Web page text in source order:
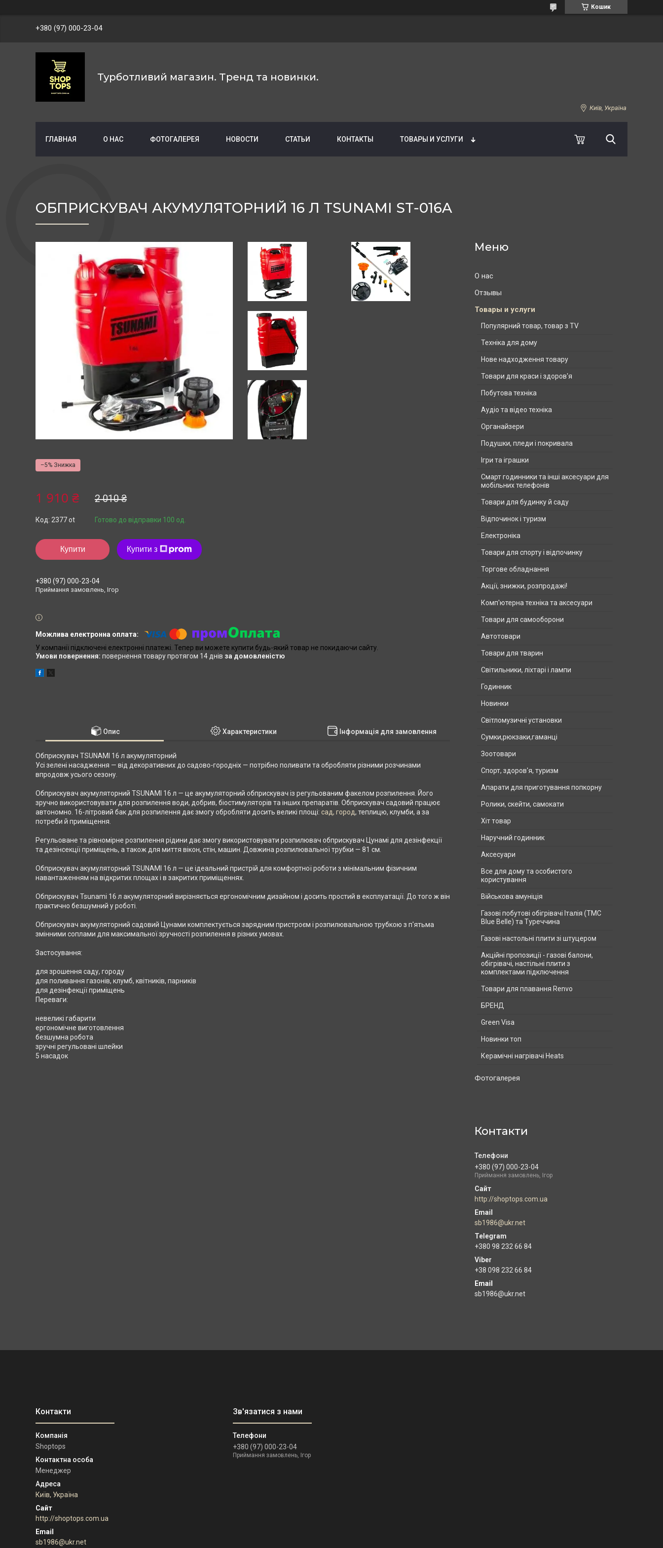
Кошик
+380 (97) 000-23-04
Турботливий магазин. Тренд та новинки.
Київ, Україна
ГЛАВНАЯ О НАС ФОТОГАЛЕРЕЯ НОВОСТИ СТАТЬИ КОНТАКТЫ ТОВАРЫ И УСЛУГИ
ОБПРИСКУВАЧ АКУМУЛЯТОРНИЙ 16 Л TSUNAMI ST-016A
О нас
Отзывы
Товары и услуги
Популярний товар, товар з TV
Техніка для дому
Нове надходження товару
Товари для краси і здоров'я
Побутова техніка
Аудіо та відео техніка
Органайзери
Подушки, пледи і покривала
Ігри та іграшки
Смарт годинники та інші аксесуари для
мобільних телефонів
Товари для будинку й саду
Відпочинок і туризм
Електроніка
Товари для спорту і відпочинку
Торгове обладнання
Акції, знижки, розпродажі!
Комп'ютерна техніка та аксесуари
Товари для самооборони
Автотовари
Товари для тварин
Світильники, ліхтарі і лампи
Годинник
Новинки
Світломузичні установки
Сумки,рюкзаки,гаманці
Зоотовари
Спорт, здоров'я, туризм
Апарати для приготування попкорну
Ролики, скейти, самокати
Хіт товар
Наручний годинник
Аксесуари
Все для дому та особистого
користування
Військова амуніція
Газові побутові обігрівачі Італія (ТМС
Blue Belle) та Туреччина
Газові настольні плити зі штуцером
Акційні пропозиції - газові балони,
обігрівачі, настільні плити з
комплектами підключення
Товари для плавання Renvo
БРЕНД
Green Visa
Новинки топ
Керамічні нагрівачі Heats
Фотогалерея
Контакти
+380 (97) 000-23-04
Приймання замовлень, Ігор
http://shoptops.com.ua
sb1986@ukr.net
+380 98 232 66 84
+38 098 232 66 84
Email
sb1986@ukr.net
–5%
2 010 ₴
1 910 ₴
Готово до відправки 100 од.
Код: 2377 ot
Купити Купити з
+380 (97) 000-23-04
Приймання замовлень, Ігор
У компанії підключені електронні платежі. Тепер ви можете купити будь-який товар не покидаючи сайту.
повернення товару протягом 14 днів за домовленістю
Опис Характеристики Інформація для замовлення
Обприскувач TSUNAMI 16 л акумуляторний
Усі зелені насадження — від декоративних до садово-городніх — потрібно поливати та обробляти різними розчинами
впродовж усього сезону.
Обприскувач акумуляторний TSUNAMI 16 л — це акумуляторний обприскувач із регульованим факелом розпилення. Його
зручно використовувати для розпилення води, добрив, біостимуляторів та інших препаратів. Обприскувач садовий працює
автономно. 16-літровий бак для розпилення дає змогу обробляти досить великі площі: сад, город, теплицю, клумби, а за
потреби й приміщення.
Регульоване та рівномірне розпилення рідини дає змогу використовувати розпилювач обприскувач Цунамі для дезінфекції
та дезінсекції приміщень, а також для миття вікон, стін, машин. Довжина розпилювальної трубки — 81 см.
Обприскувач акумуляторний TSUNAMI 16 л — це ідеальний пристрій для комфортної роботи з мінімальним фізичним
навантаженням на відкритих площах і в закритих приміщеннях.
Обприскувач Tsunami 16 л акумуляторний вирізняється ергономічним дизайном і досить простий в експлуатації. До того ж він
практично безшумний у роботі.
Обприскувач акумуляторний садовий Цунами комплектується зарядним пристроєм і розпилювальною трубкою з п'ятьма
змінними соплами для максимальної зручності розпилення в різних умовах.
Застосування:
для зрошення саду, городу
для поливання газонів, клумб, квітників, парників
для дезінфекції приміщень
Переваги:
невеликі габарити
ергономічне виготовлення
безшумна робота
зручні регульовані шлейки
5 насадок
Shoptops
Менеджер
Київ, Україна
http://shoptops.com.ua
sb1986@ukr.net
+380 (97) 000-23-04
Приймання замовлень, Ігор